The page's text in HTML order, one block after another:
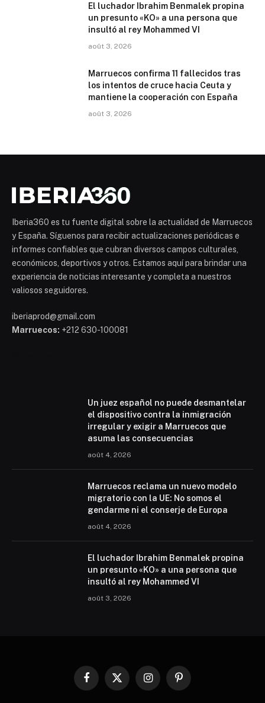
El luchador Ibrahim Benmalek propina
un presunto «KO» a una persona que
insultó al rey Mohammed VI
août 3, 2026
Marruecos confirma 11 fallecidos tras
los intentos de cruce hacia Ceuta y
mantiene la cooperación con España
août 3, 2026
Iberia360 es tu fuente digital sobre la actualidad de Marruecos
y España. Síguenos para recibir actualizaciones periódicas e
informes confiables que cubran diversos campos culturales,
económicos, deportivos y otros. Estamos aquí para brindar una
experiencia de noticias interesante y completa a nuestros
valiosos seguidores.
iberiaprod@gmail.com
Marruecos: +212 630-100081
Un juez español no puede desmantelar
el dispositivo contra la inmigración
irregular y exigir a Marruecos que
asuma las consecuencias
août 4, 2026
Marruecos reclama un nuevo modelo
migratorio con la UE: No somos el
gendarme ni el conserje de Europa
août 4, 2026
El luchador Ibrahim Benmalek propina
un presunto «KO» a una persona que
insultó al rey Mohammed VI
août 3, 2026
Facebook
X
InstagramPinterest